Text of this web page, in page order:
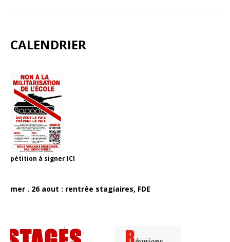
CALENDRIER
pétition à signer ICI
mer . 26 aout : rentrée stagiaires, FDE